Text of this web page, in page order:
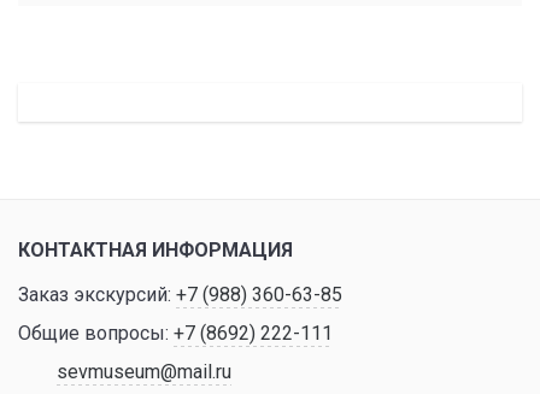
КОНТАКТНАЯ ИНФОРМАЦИЯ
Заказ экскурсий: +7 (988) 360-63-85
Общие вопросы: +7 (8692) 222-111
sevmuseum@mail.ru